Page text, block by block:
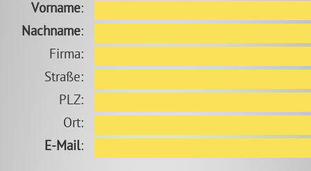
Vorname:
Nachname:
Firma:
Straße:
PLZ:
Ort:
E-Mail: